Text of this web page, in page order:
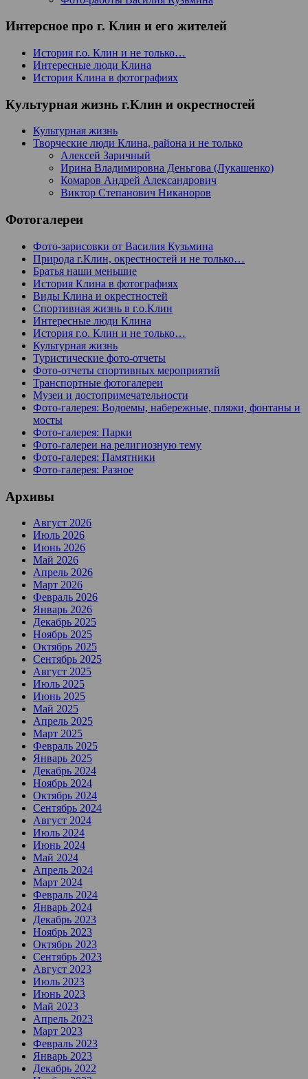
Интерсное про г. Клин и его жителей
История г.о. Клин и не только…
Интересные люди Клина
История Клина в фотографиях
Культурная жизнь г.Клин и окрестностей
Культурная жизнь
Творческие люди Клина, района и не только
Алексей Заричный
Ирина Владимировна Деньгова (Лукашенко)
Комаров Андрей Александрович
Виктор Степанович Никаноров
Фотогалереи
Фото-зарисовки от Василия Кузьмина
Природа г.Клин, окрестностей и не только…
Братья наши меньшие
История Клина в фотографиях
Виды Клина и окрестностей
Спортивная жизнь в г.о.Клин
Интересные люди Клина
История г.о. Клин и не только…
Культурная жизнь
Туристические фото-отчеты
Фото-отчеты спортивных мероприятий
Транспортные фотогалереи
Музеи и достопримечательности
Фото-галерея: Водоемы, набережные, пляжи, фонтаны и
мосты
Фото-галерея: Парки
Фото-галереи на религиозную тему
Фото-галерея: Памятники
Фото-галерея: Разное
Архивы
Август 2026
Июль 2026
Июнь 2026
Май 2026
Апрель 2026
Март 2026
Февраль 2026
Январь 2026
Декабрь 2025
Ноябрь 2025
Октябрь 2025
Сентябрь 2025
Август 2025
Июль 2025
Июнь 2025
Май 2025
Апрель 2025
Март 2025
Февраль 2025
Январь 2025
Декабрь 2024
Ноябрь 2024
Октябрь 2024
Сентябрь 2024
Август 2024
Июль 2024
Июнь 2024
Май 2024
Апрель 2024
Март 2024
Февраль 2024
Январь 2024
Декабрь 2023
Ноябрь 2023
Октябрь 2023
Сентябрь 2023
Август 2023
Июль 2023
Июнь 2023
Май 2023
Апрель 2023
Март 2023
Февраль 2023
Январь 2023
Декабрь 2022